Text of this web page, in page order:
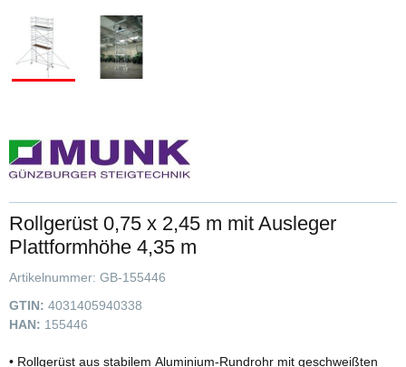
Rollgerüst 0,75 x 2,45 m mit Ausleger
Plattformhöhe 4,35 m
Artikelnummer: GB-155446
GTIN: 4031405940338
HAN: 155446
• Rollgerüst aus stabilem Aluminium-Rundrohr mit geschweißten